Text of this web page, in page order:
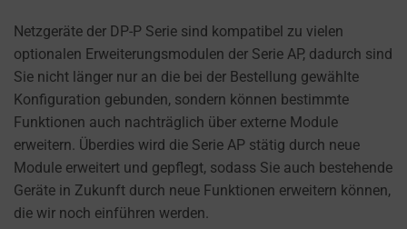
Netzgeräte der DP-P Serie sind kompatibel zu vielen
optionalen Erweiterungsmodulen der Serie AP, dadurch sind
Sie nicht länger nur an die bei der Bestellung gewählte
Konfiguration gebunden, sondern können bestimmte
Funktionen auch nachträglich über externe Module
erweitern. Überdies wird die Serie AP stätig durch neue
Module erweitert und gepflegt, sodass Sie auch bestehende
Geräte in Zukunft durch neue Funktionen erweitern können,
die wir noch einführen werden.
shared.
also
explains
how
you
can
manage
your